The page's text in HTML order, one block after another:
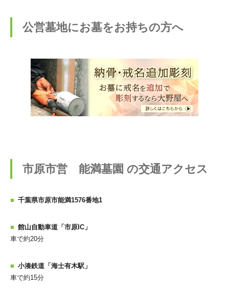
公営墓地にお墓をお持ちの方へ
市原市営 能満墓園 の交通アクセス
千葉県市原市能満1576番地1
館山自動車道「市原IC」
車で約20分
小湊鉄道「海士有木駅」
車で約15分